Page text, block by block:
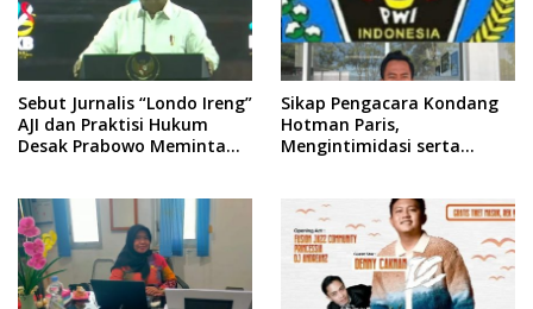
Sebut Jurnalis “Londo Ireng”
AJI dan Praktisi Hukum
Desak Prabowo Meminta
Sikap Pengacara Kondang
Hotman Paris,
Mengintimidasi serta
Sampang Angkat Bicara